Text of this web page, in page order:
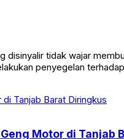
disinyalir tidak wajar
penyegelan
Motor di Tanjab